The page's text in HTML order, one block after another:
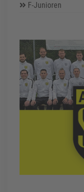
F-Junioren